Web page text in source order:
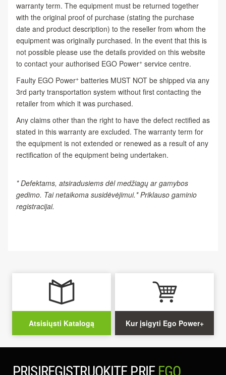
warranty term. The equipment must be returned together
with the original proof of purchase (stating the purchase
date and product description) to the reseller from whom the
equipment was originally purchased. In the event that this is
not possible please use the details provided on this website
to contact your authorised EGO Power+ service centre.
Faulty EGO Power+ batteries MUST NOT be shipped via any
3rd party transportation system without first contacting the
retailer from which it was purchased.
Any claims other than the right to have the defect rectified as
stated in this warranty are excluded. The warranty term for
the equipment is not extended or renewed as a result of any
rectification of the equipment being undertaken.
* Defektams, atsiradusiems dėl medžiagų ar gamybos
gedimo. Tai netaikoma susidėvėjimui.* Priklauso gaminio
registracijai.
Atsisiųsti Katalogą Kur įsigyti Ego Power+
PRISIREGISTRUOKITE PRIE EGO